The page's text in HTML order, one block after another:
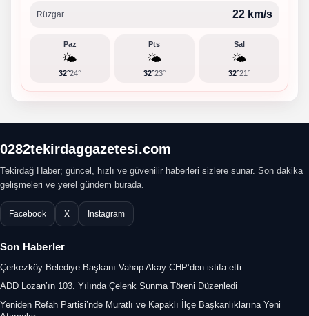
Rüzgar 22 km/s
Paz
🌤️
32°24°
Pts
🌤️
32°23°
Sal
🌤️
32°21°
0282tekirdaggazetesi.com
Tekirdağ Haber; güncel, hızlı ve güvenilir haberleri sizlere sunar. Son dakika
gelişmeleri ve yerel gündem burada.
Facebook X Instagram
Son Haberler
Çerkezköy Belediye Başkanı Vahap Akay CHP’den istifa etti
ADD Lozan’ın 103. Yılında Çelenk Sunma Töreni Düzenledi
Yeniden Refah Partisi’nde Muratlı ve Kapaklı İlçe Başkanlıklarına Yeni